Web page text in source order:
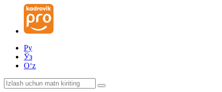
Ру
Ўз
Oʻz